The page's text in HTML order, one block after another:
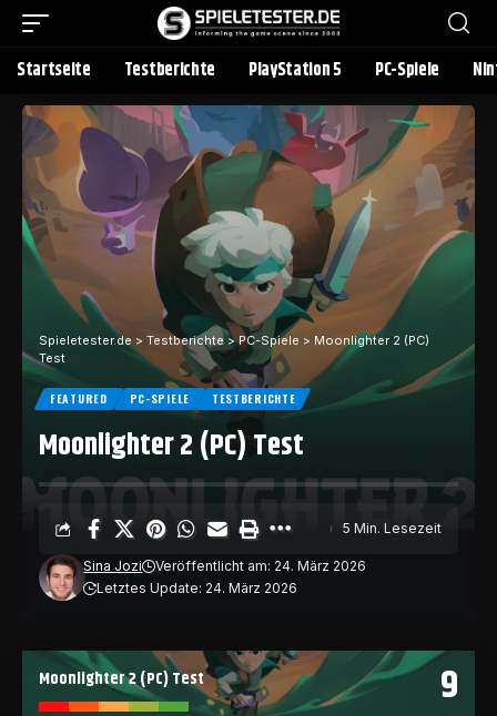
Startseite Testberichte PlayStation 5 PC-Spiele
Spieletester.de > Testberichte >PC-Spiele > Moonlighter 2 (PC)
Test
FEATURED PC-SPIELE TESTBERICHTE
Moonlighter 2 (PC) Test
Sina Jozi
Veröffentlicht am: 24. März 2026
Letztes Update: 24. März 2026
5 Min. Lesezeit
9
Moonlighter 2 (PC) Test